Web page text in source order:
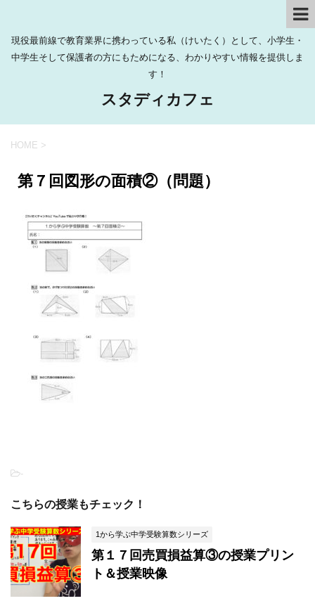
現役最前線で教育業界に携わっている私（けいたく）として、小学生・
中学生そして保護者の方にもためになる、わかりやすい情報を提供しま
す！
スタディカフェ
HOME >
第７回図形の面積②（問題）
-
こちらの授業もチェック！
1から学ぶ中学受験算数シリーズ
第１７回売買損益算③の授業プリン
ト＆授業映像